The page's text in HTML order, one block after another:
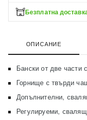
Безплатна
ОПИСАНИЕ
Бански от две части
Горнище с твърди
Допълнителни,
Регулируеми,